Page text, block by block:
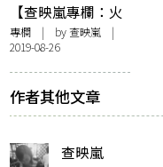
【查映嵐專欄：火
宅之人】每個人心
中都需要一座寧靜
村落
專欄 | by查映嵐 |
2019-08-26
作者其他文章
查映嵐